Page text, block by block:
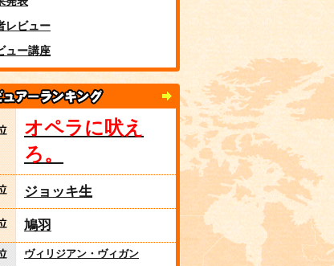
レビュー
ュー講座
オペラに吠え
ろ。
ジョッキ生
鳩羽
ヴィリジアン・ヴィガン